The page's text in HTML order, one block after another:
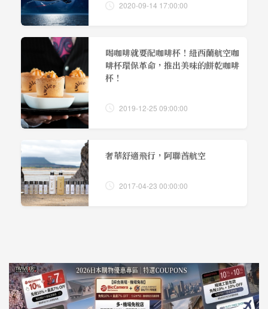
2020-09-14 17:00:00
喝咖啡就要配咖啡杯！紐西蘭航空咖
啡杯環保革命，推出美味的餅乾咖啡
杯！
2019-12-25 09:00:00
奢華舒適飛行，阿聯酋航空
2017-04-23 00:00:00